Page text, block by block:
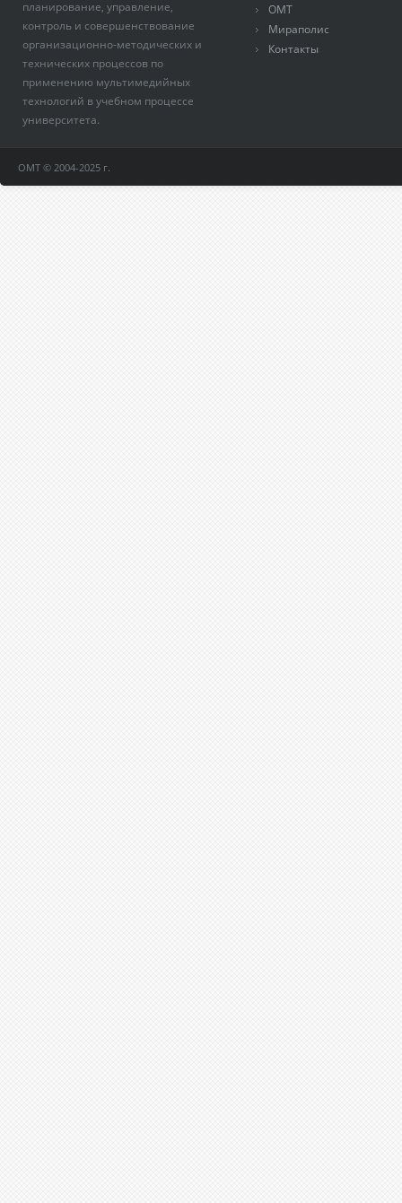
планирование, управление,
контроль и совершенствование
организационно-методических и
технических процессов по
применению мультимедийных
технологий в учебном процессе
университета.
ОМТ
Мираполис
Контакты
ОМТ © 2004-2025 г.